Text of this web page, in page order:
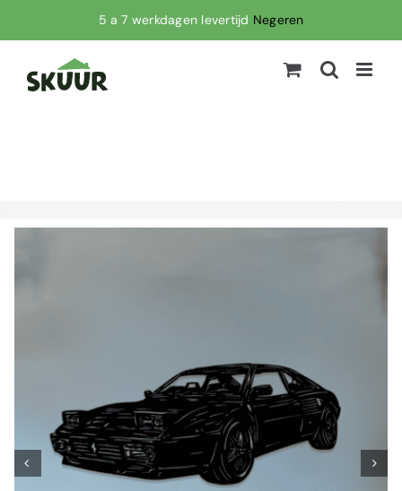
5 a 7 werkdagen levertijd Negeren
naar